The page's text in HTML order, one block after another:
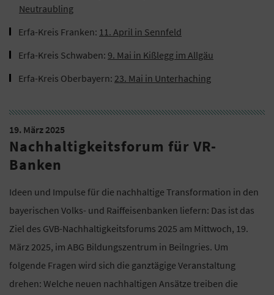
Neutraubling
Erfa-Kreis Franken: 11. April in Sennfeld
Erfa-Kreis Schwaben: 9. Mai in Kißlegg im Allgäu
Erfa-Kreis Oberbayern: 23. Mai in Unterhaching
19. März 2025
Nachhaltigkeitsforum für VR-
Banken
Ideen und Impulse für die nachhaltige Transformation in den
bayerischen Volks- und Raiffeisenbanken liefern: Das ist das
Ziel des GVB-Nachhaltigkeitsforums 2025 am Mittwoch, 19.
März 2025, im ABG Bildungszentrum in Beilngries. Um
folgende Fragen wird sich die ganztägige Veranstaltung
drehen: Welche neuen nachhaltigen Ansätze treiben die